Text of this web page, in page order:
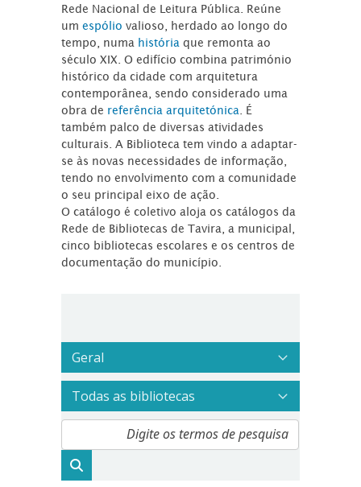
Rede Nacional de Leitura Pública. Reúne
umespóliovalioso, herdado ao longo do
tempo, numa história que remonta ao
século XIX. O edifício combina património
histórico da cidade com arquitetura
contemporânea, sendo considerado uma
obra de referência arquitetónica . É
também palco de diversas atividades
culturais. A Biblioteca tem vindo a adaptar-
se às novas necessidades de informação,
tendo no envolvimento com a comunidade
o seu principal eixo de ação.
O catálogo é coletivo aloja os catálogos da
Rede de Bibliotecas de Tavira, a municipal,
cinco bibliotecas escolares e os centros de
documentação do município.